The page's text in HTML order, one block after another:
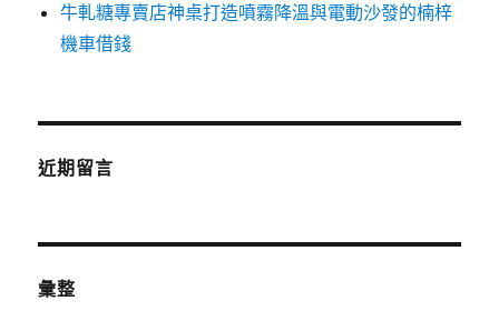
牛軋糖專賣店神桌打造噴霧降溫與電動沙發的楠梓
機車借錢
近期留言
彙整